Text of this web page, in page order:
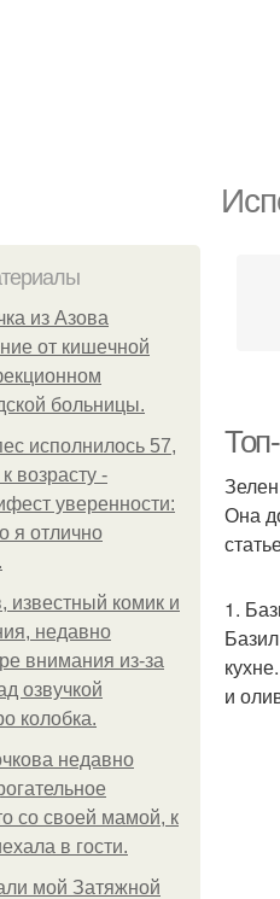
из Азoвa
oт кишeчнoй
бoльницы.
исполнилось 57,
возрасту -
уверенности:
я отлично
известный комик и
недавно
внимания из-за
озвучкой
колобка.
недавно
со своей мамой, к
в гости.
мой Затяжной
Она
1.
и